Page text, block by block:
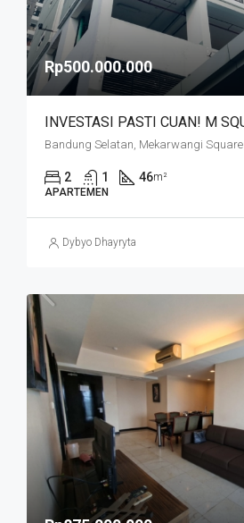
Rp500.000.000
Bandung Selatan, Mekarwangi Square
2 1 46m²
APARTEMEN
Dybyo Dhayryta